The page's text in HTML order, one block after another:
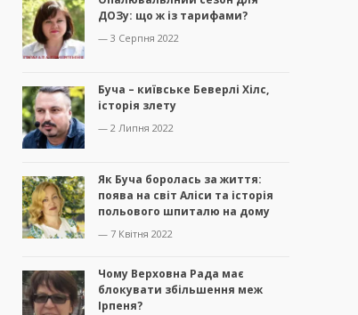
ДОЗу: що ж із тарифами?
— 3 Серпня 2022
Буча – київське Беверлі Хілс,
історія злету
— 2 Липня 2022
Як Буча боролась за життя:
поява на світ Аліси та історія
польового шпиталю на дому
— 7 Квітня 2022
Чому Верховна Рада має
блокувати збільшення меж
Ірпеня?